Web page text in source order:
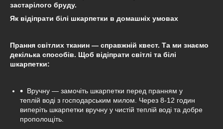
застарілого бруду.
Як відіпрати білі шкарпетки в домашніх умовах
Прання світлих тканин — справжній квест. Та ми знаємо
декілька способів. Щоб відіпрати світлі та білі
шкарпетки:
Вручну — замочіть шкарпетки перед пранням у
теплій воді з господарським милом. Через 8-12 годин
виперіть шкарпетки вручну у чистій теплій воді та добре
прополощіть.